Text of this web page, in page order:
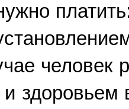
человек
здоровьем